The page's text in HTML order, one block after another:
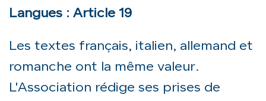
Langues : Article 19
Les textes français, italien, allemand et
romanche ont la même valeur.
L'Association rédige ses prises de